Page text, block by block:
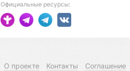
Официальные ресурсы:
О проекте Контакты Соглашение